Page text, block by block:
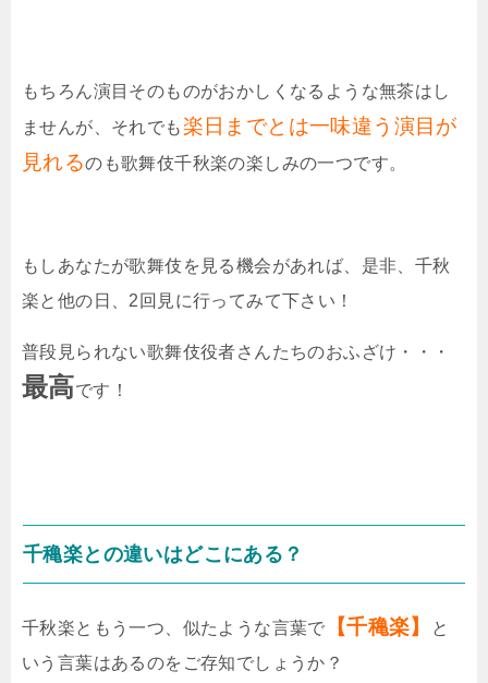
もちろん演目そのものがおかしくなるような無茶はし
ませんが、それでも楽日までとは一味違う演目が
見れるのも歌舞伎千秋楽の楽しみの一つです。
もしあなたが歌舞伎を見る機会があれば、是非、千秋
楽と他の日、2回見に行ってみて下さい！
普段見られない歌舞伎役者さんたちのおふざけ・・・
最高です！
千穐楽との違いはどこにある？
千秋楽ともう一つ、似たような言葉で 【千穐楽】
と
いう言葉はあるのをご存知でしょうか？